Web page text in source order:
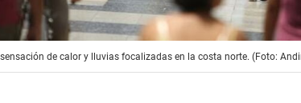
de calor y lluvias focalizadas en la costa norte. (Foto: